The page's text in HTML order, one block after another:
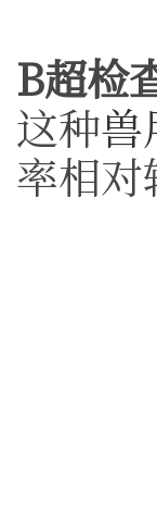
B超检
这种兽
率相